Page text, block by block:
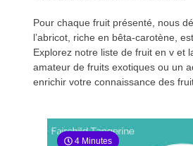
Pour chaque fruit présenté, nous
l’abricot, riche en bêta-carotène,
Explorez notre liste de fruit en v et
amateur de fruits exotiques ou un
enrichir votre connaissance des
4 Minutes